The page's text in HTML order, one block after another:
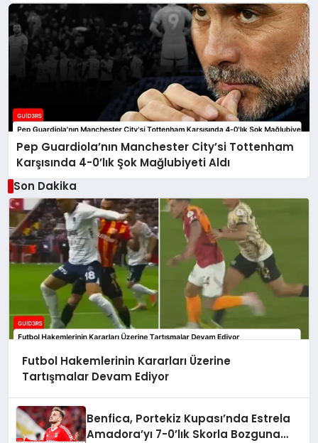
Pep Guardiola’nın Manchester City’si Tottenham
Karşısında 4-0’lık Şok Mağlubiyeti Aldı
Son Dakika
Futbol Hakemlerinin Kararları Üzerine
Tartışmalar Devam Ediyor
Benfica, Portekiz Kupası’nda Estrela
Amadora’yı 7-0’lık Skorla Bozguna